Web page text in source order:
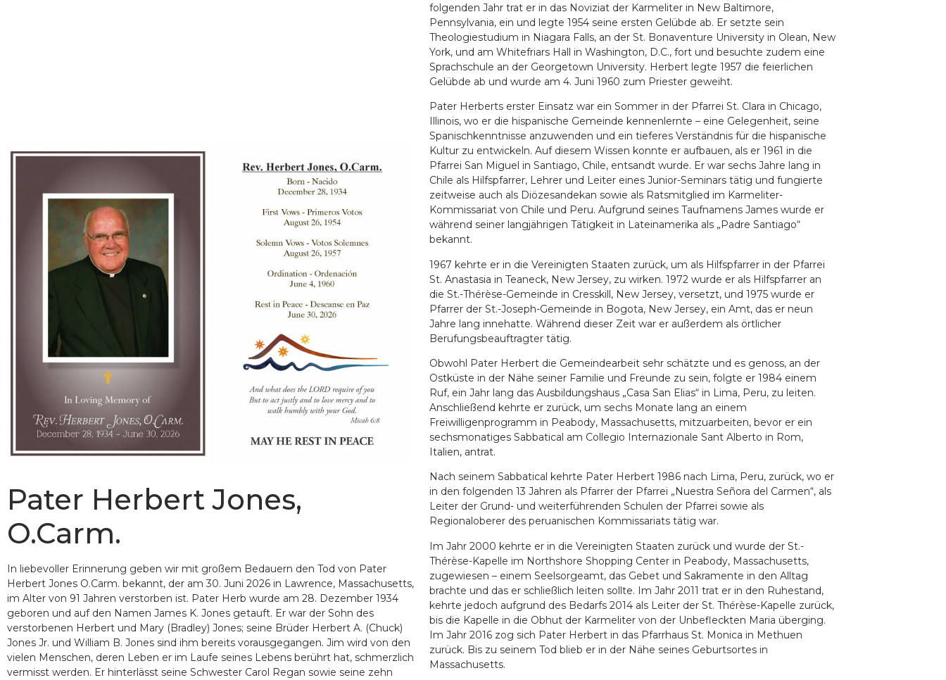
folgenden Jahr trat er in das Noviziat der Karmeliter in New Baltimore,
Pennsylvania, ein und legte 1954 seine ersten Gelübde ab. Er setzte sein
Theologiestudium in Niagara Falls, an der St. Bonaventure University in Olean, New
York, und am Whitefriars Hall in Washington, D.C., fort und besuchte zudem eine
Sprachschule an der Georgetown University. Herbert legte 1957 die feierlichen
Gelübde ab und wurde am 4. Juni 1960 zum Priester geweiht.
Pater Herberts erster Einsatz war ein Sommer in der Pfarrei St. Clara in Chicago,
Illinois, wo er die hispanische Gemeinde kennenlernte – eine Gelegenheit, seine
Spanischkenntnisse anzuwenden und ein tieferes Verständnis für die hispanische
Kultur zu entwickeln. Auf diesem Wissen konnte er aufbauen, als er 1961 in die
Pfarrei San Miguel in Santiago, Chile, entsandt wurde. Er war sechs Jahre lang in
Chile als Hilfspfarrer, Lehrer und Leiter eines Junior-Seminars tätig und fungierte
zeitweise auch als Diözesandekan sowie als Ratsmitglied im Karmeliter-
Kommissariat von Chile und Peru. Aufgrund seines Taufnamens James wurde er
während seiner langjährigen Tätigkeit in Lateinamerika als „Padre Santiago“
bekannt.
1967 kehrte er in die Vereinigten Staaten zurück, um als Hilfspfarrer in der Pfarrei
St. Anastasia in Teaneck, New Jersey, zu wirken. 1972 wurde er als Hilfspfarrer an
die St.-Thérèse-Gemeinde in Cresskill, New Jersey, versetzt, und 1975 wurde er
Pfarrer der St.-Joseph-Gemeinde in Bogota, New Jersey, ein Amt, das er neun
Jahre lang innehatte. Während dieser Zeit war er außerdem als örtlicher
Berufungsbeauftragter tätig.
Obwohl Pater Herbert die Gemeindearbeit sehr schätzte und es genoss, an der
Ostküste in der Nähe seiner Familie und Freunde zu sein, folgte er 1984 einem
Ruf, ein Jahr lang das Ausbildungshaus „Casa San Elias“ in Lima, Peru, zu leiten.
Anschließend kehrte er zurück, um sechs Monate lang an einem
Freiwilligenprogramm in Peabody, Massachusetts, mitzuarbeiten, bevor er ein
sechsmonatiges Sabbatical am Collegio Internazionale Sant Alberto in Rom,
Italien, antrat.
Nach seinem Sabbatical kehrte Pater Herbert 1986 nach Lima, Peru, zurück, wo er
in den folgenden 13 Jahren als Pfarrer der Pfarrei „Nuestra Señora del Carmen“, als
Leiter der Grund- und weiterführenden Schulen der Pfarrei sowie als
Regionaloberer des peruanischen Kommissariats tätig war.
Im Jahr 2000 kehrte er in die Vereinigten Staaten zurück und wurde der St.-
Thérèse-Kapelle im Northshore Shopping Center in Peabody, Massachusetts,
zugewiesen – einem Seelsorgeamt, das Gebet und Sakramente in den Alltag
brachte und das er schließlich leiten sollte. Im Jahr 2011 trat er in den Ruhestand,
kehrte jedoch aufgrund des Bedarfs 2014 als Leiter der St. Thérèse-Kapelle zurück,
bis die Kapelle in die Obhut der Karmeliter von der Unbefleckten Maria überging.
Im Jahr 2016 zog sich Pater Herbert in das Pfarrhaus St. Monica in Methuen
zurück. Bis zu seinem Tod blieb er in der Nähe seines Geburtsortes in
Massachusetts.
Pater Herbert Jones,
O.Carm.
In liebevoller Erinnerung geben wir mit großem Bedauern den Tod von Pater
Herbert Jones O.Carm. bekannt, der am 30. Juni 2026 in Lawrence, Massachusetts,
im Alter von 91 Jahren verstorben ist. Pater Herb wurde am 28. Dezember 1934
geboren und auf den Namen James K. Jones getauft. Er war der Sohn des
verstorbenen Herbert und Mary (Bradley) Jones; seine Brüder Herbert A. (Chuck)
Jones Jr. und William B. Jones sind ihm bereits vorausgegangen. Jim wird von den
vielen Menschen, deren Leben er im Laufe seines Lebens berührt hat, schmerzlich
vermisst werden. Er hinterlässt seine Schwester Carol Regan sowie seine zehn